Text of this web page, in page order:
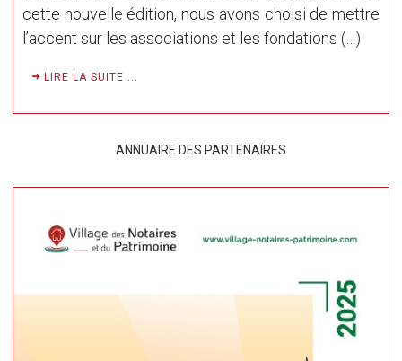
cette nouvelle édition, nous avons choisi de mettre
l’accent sur les associations et les fondations (…)
LIRE LA SUITE ...
ANNUAIRE DES PARTENAIRES